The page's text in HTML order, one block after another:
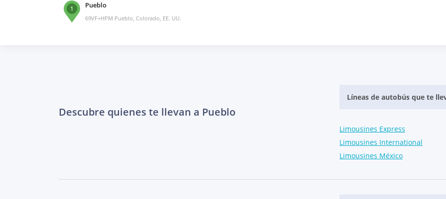
1 Pueblo
69VF+HPM Pueblo, Colorado, EE. UU.
Descubre quienes te llevan a Pueblo
Líneas de autobús que te
Limousines Express
Limousines International
Limousines México